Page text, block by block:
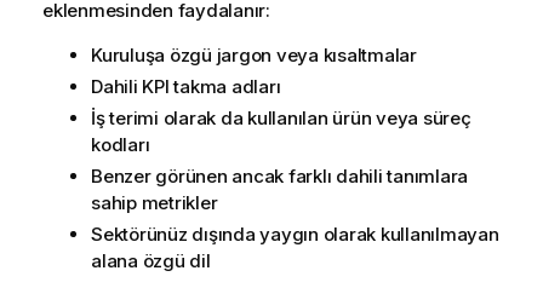
eklenmesinden faydalanır:
Kuruluşa özgü jargon veya kısaltmalar
Dahili KPI takma adları
İş terimi olarak da kullanılan ürün veya süreç
kodları
Benzer görünen ancak farklı dahili tanımlara
sahip metrikler
Sektörünüz dışında yaygın olarak kullanılmayan
alana özgü dil